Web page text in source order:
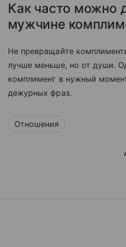
Как часто можно
мужчине
Не превращайте
лучше меньше, но от души.
комплимент в нужный
дежурных фраз.
Отношения